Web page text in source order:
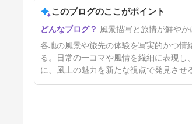
出雲路・足立美術館～出雲大社
へ（三日目）
77日前
このブログのここがポイント
風景描写と旅情が鮮や
各地の風景や旅先の体験を写実的かつ
る。日常の一コマや風情を繊細に表現
に、風土の魅力を新たな視点で発見させ